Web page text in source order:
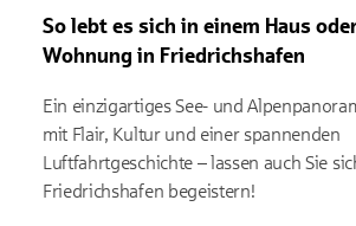
So lebt es sich in einem Haus
Wohnung in Friedrichshafen
Ein einzigartiges See- und
mit Flair, Kultur und einer spannenden
Luftfahrtgeschichte – lassen auch Sie
Friedrichshafen begeistern!